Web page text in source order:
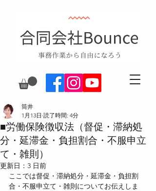
■労働保険徴収法（督促・滞納処
分・延滞金・負担割合・不服申立
て・雑則）
筒井
1月13日 読了時間: 4分
更新日： 3 日前
ここでは督促・滞納処分・延滞金・負担割
合・不服申立て・雑則についてお伝えしま